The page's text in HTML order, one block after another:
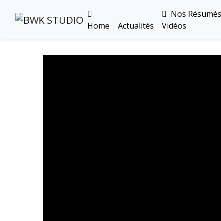
Home Actualités
Nos Résumés
Vidéos